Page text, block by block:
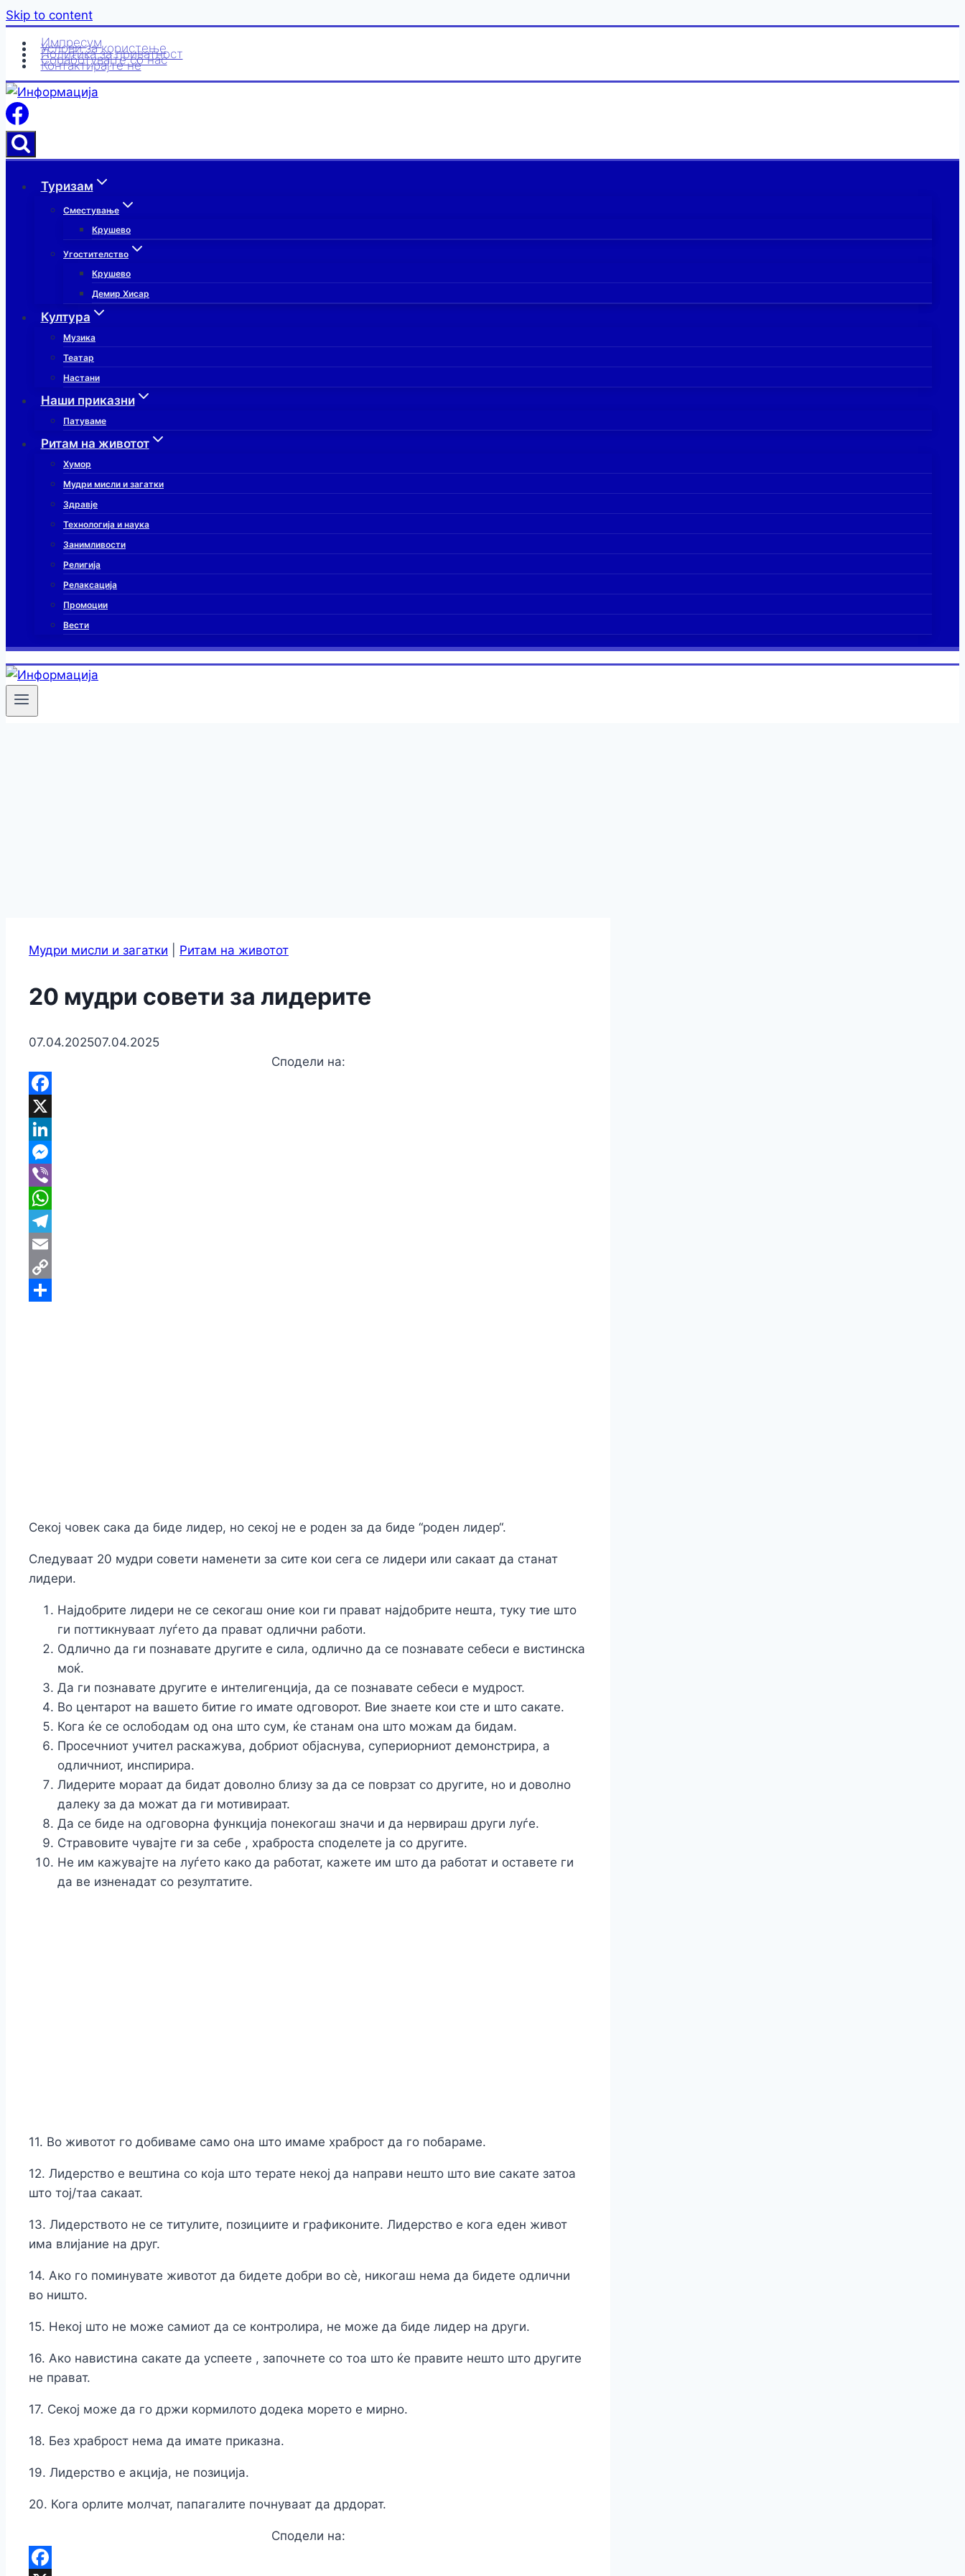
Skip to content
Импресум
Услови за користење
Политика за приватност
Соработувајте со нас
Контактирајте нè
Туризам
Сместување
Крушево
Угостителство
Крушево
Демир Хисар
Култура
Музика
Театар
Настани
Наши приказни
Патуваме
Ритам на животот
Хумор
Мудри мисли и загатки
Здравје
Технологија и наука
Занимливости
Религија
Релаксација
Промоции
Вести
Мудри мисли и загатки Ритам на животот
20 мудри совети за лидерите
07.04.202507.04.2025
Сподели на:
Секој човек сака да биде лидер, но секој не е роден за да биде “роден лидер“.
Следуваат 20 мудри совети наменети за сите кои сега се лидери или сакаат да станат
лидери.
Најдобрите лидери не се секогаш оние кои ги прават најдобрите нешта, туку тие што
ги поттикнуваат луѓето да прават одлични работи.
Одлично да ги познавате другите е сила, одлично да се познавате себеси е вистинска
моќ.
Да ги познавате другите е интелигенција, да се познавате себеси е мудрост.
Во центарот на вашето битие го имате одговорот. Вие знаете кои сте и што сакате.
Кога ќе се ослободам од она што сум, ќе станам она што можам да бидам.
Просечниот учител раскажува, добриот објаснува, супериорниот демонстрира, а
одличниот, инспирира.
Лидерите мораат да бидат доволно близу за да се поврзат со другите, но и доволно
далеку за да можат да ги мотивираат.
Да се биде на одговорна функција понекогаш значи и да нервираш други луѓе.
Стравовите чувајте ги за себе , храброста споделете ја со другите.
Не им кажувајте на луѓето како да работат, кажете им што да работат и оставете ги
да ве изненадат со резултатите.
11. Во животот го добиваме само она што имаме храброст да го побараме.
12. Лидерство е вештина со која што терате некој да направи нешто што вие сакате затоа
што тој/таа сакаат.
13. Лидерството не се титулите, позициите и графиконите. Лидерство е кога еден живот
има влијание на друг.
14. Ако го поминувате животот да бидете добри во сѐ, никогаш нема да бидете одлични
во ништо.
15. Некој што не може самиот да се контролира, не може да биде лидер на други.
16. Ако навистина сакате да успеете , започнете со тоа што ќе правите нешто што другите
не прават.
17. Секој може да го држи кормилото додека морето е мирно.
18. Без храброст нема да имате приказна.
19. Лидерство е акција, не позиција.
20. Кога орлите молчат, папагалите почнуваат да дрдорат.
Сподели на: